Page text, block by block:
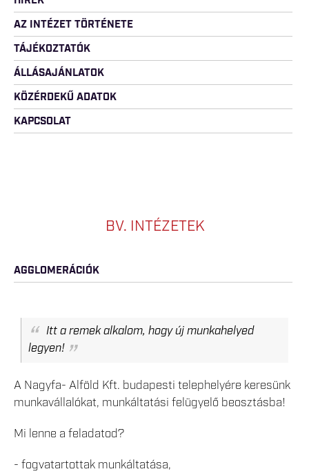
AZ INTÉZET TÖRTÉNETE
TÁJÉKOZTATÓK
ÁLLÁSAJÁNLATOK
KÖZÉRDEKŰ ADATOK
KAPCSOLAT
BV. INTÉZETEK
AGGLOMERÁCIÓK
Itt a remek alkalom, hogy új munkahelyed
legyen!
A Nagyfa- Alföld Kft. budapesti telephelyére keresünk
munkavállalókat, munkáltatási felügyelő beosztásba!
Mi lenne a feladatod?
- fogvatartottak munkáltatása,